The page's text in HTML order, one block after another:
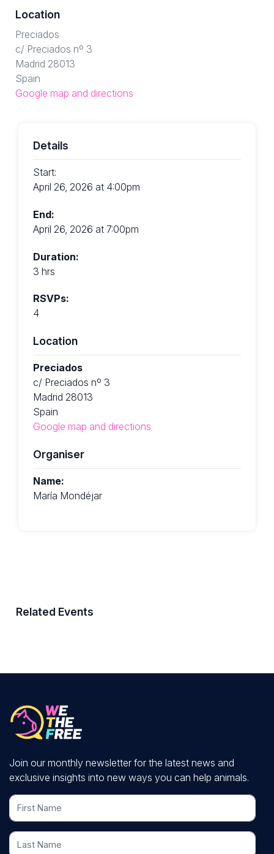
Location
Preciados
c/ Preciados nº 3
Madrid 28013
Spain
Google map and directions
Details
Start:
April 26, 2026 at 4:00pm
End:
April 26, 2026 at 7:00pm
Duration:
3 hrs
RSVPs:
4
Location
Preciados
c/ Preciados nº 3
Madrid 28013
Spain
Google map and directions
Organiser
Name:
María Mondéjar
Related Events
Join our monthly newsletter for the latest news and
exclusive insights into new ways you can help animals.
First Name
Last Name